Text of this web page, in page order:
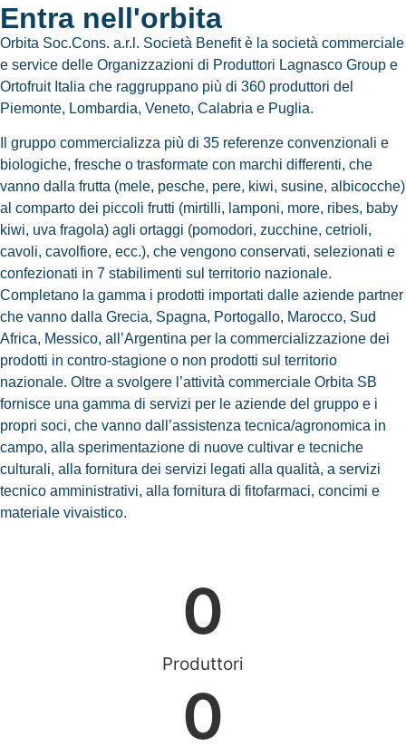
Entra nell'orbita
Orbita Soc.Cons. a.r.l. Società Benefit è la società commerciale
e service delle Organizzazioni di Produttori Lagnasco Group e
Ortofruit Italia che raggruppano più di 360 produttori del
Piemonte, Lombardia, Veneto, Calabria e Puglia.
Il gruppo commercializza più di 35 referenze convenzionali e
biologiche, fresche o trasformate con marchi differenti, che
vanno dalla frutta (mele, pesche, pere, kiwi, susine, albicocche)
al comparto dei piccoli frutti (mirtilli, lamponi, more, ribes, baby
kiwi, uva fragola) agli ortaggi (pomodori, zucchine, cetrioli,
cavoli, cavolfiore, ecc.), che vengono conservati, selezionati e
confezionati in 7 stabilimenti sul territorio nazionale.
Completano la gamma i prodotti importati dalle aziende partner
che vanno dalla Grecia, Spagna, Portogallo, Marocco, Sud
Africa, Messico, all’Argentina per la commercializzazione dei
prodotti in contro-stagione o non prodotti sul territorio
nazionale. Oltre a svolgere l’attività commerciale Orbita SB
fornisce una gamma di servizi per le aziende del gruppo e i
propri soci, che vanno dall’assistenza tecnica/agronomica in
campo, alla sperimentazione di nuove cultivar e tecniche
culturali, alla fornitura dei servizi legati alla qualità, a servizi
tecnico amministrativi, alla fornitura di fitofarmaci, concimi e
materiale vivaistico.
Produttori
0
0